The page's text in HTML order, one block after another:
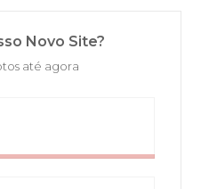
Novo Site?
até agora